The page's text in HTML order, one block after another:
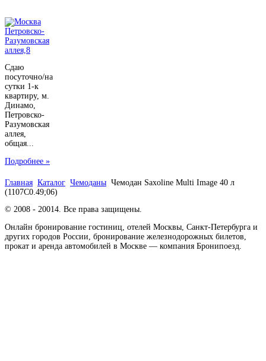
Сдаю
посуточно/на
сутки 1-к
квартиру, м.
Динамо,
Петровско-
Разумовская
аллея,
общая...
Подробнее »
Главная Каталог Чемоданы Чемодан Saxoline Multi Image 40 л
(1107C0.49;06)
© 2008 - 20014. Все права защищены.
Онлайн бронирование гостиниц, отелей Москвы, Санкт-Петербурга и
других городов России, бронирование железнодорожных билетов,
прокат и аренда автомобилей в Москве — компания Бронипоезд.